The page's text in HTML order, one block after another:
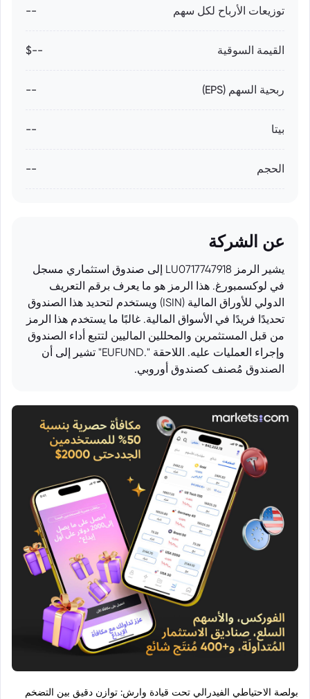
توزيعات الأرباح لكل سهم --
القيمة السوقية --$
ربحية السهم (EPS) --
بيتا --
الحجم --
عن الشركة
يشير الرمز LU0717747918 إلى صندوق استثماري مسجل
في لوكسمبورغ. هذا الرمز هو ما يعرف برقم التعريف
الدولي للأوراق المالية (ISIN) ويستخدم لتحديد هذا الصندوق
تحديدًا فريدًا في الأسواق المالية. غالبًا ما يستخدم هذا الرمز
من قبل المستثمرين والمحللين الماليين لتتبع أداء الصندوق
وإجراء العمليات عليه. اللاحقة ".EUFUND" تشير إلى أن
الصندوق مُصنف كصندوق أوروبي.
بولصة الاحتياطي الفيدرالي تحت قيادة وارش: توازن دقيق بين التضخم